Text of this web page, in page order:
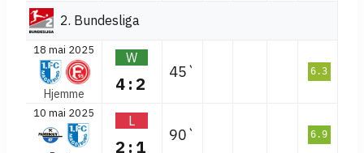
2. Bundesliga
18 mai 2025
Hjemme
W
4:2
45` 6.3
10 mai 2025 L
2:1
90` 6.9